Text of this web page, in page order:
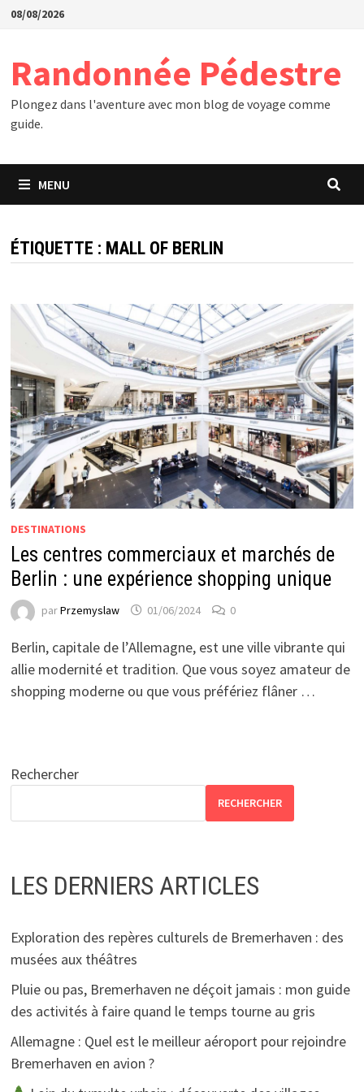
Passer
08/08/2026
Randonnée Pédestre
Plongez dans l'aventure avec mon blog de voyage comme
guide.
MENU
ÉTIQUETTE : MALL OF BERLIN
DESTINATIONS
Les centres commerciaux et marchés de
Berlin : une expérience shopping unique
parPrzemyslaw 01/06/2024 0
Berlin, capitale de l’Allemagne, est une ville vibrante qui
allie modernité et tradition. Que vous soyez amateur de
shopping moderne ou que vous préfériez flâner …
Rechercher
RECHERCHER
LES DERNIERS ARTICLES
Exploration des repères culturels de Bremerhaven : des
musées aux théâtres
Pluie ou pas, Bremerhaven ne déçoit jamais : mon guide
des activités à faire quand le temps tourne au gris
Allemagne : Quel est le meilleur aéroport pour rejoindre
Bremerhaven en avion ?